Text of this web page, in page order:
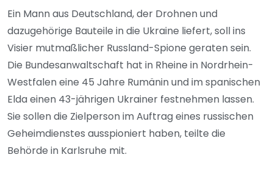
Ein Mann aus Deutschland, der Drohnen und
dazugehörige Bauteile in die Ukraine liefert, soll ins
Visier mutmaßlicher Russland-Spione geraten sein.
Die Bundesanwaltschaft hat in Rheine in Nordrhein-
Westfalen eine 45 Jahre Rumänin und im spanischen
Elda einen 43-jährigen Ukrainer festnehmen lassen.
Sie sollen die Zielperson im Auftrag eines russischen
Geheimdienstes ausspioniert haben, teilte die
Behörde in Karlsruhe mit.